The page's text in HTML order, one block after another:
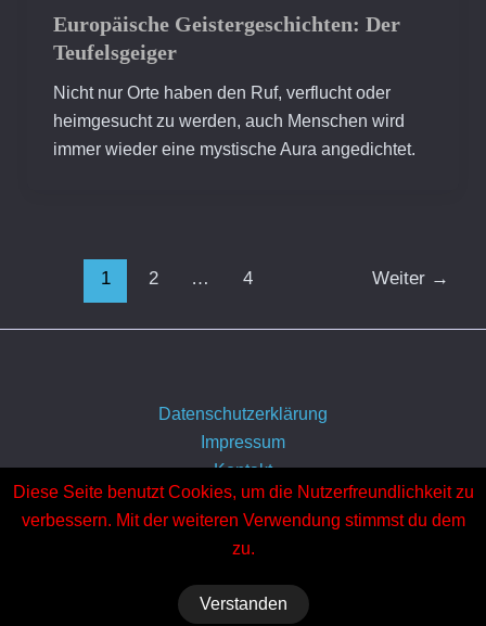
Europäische Geistergeschichten: Der
Teufelsgeiger
Nicht nur Orte haben den Ruf, verflucht oder
heimgesucht zu werden, auch Menschen wird
immer wieder eine mystische Aura angedichtet.
1 2 … 4 Weiter →
Datenschutzerklärung
Impressum
Kontakt
Über uns
Copyright © 2026 Horror-Geschichten.de | Präsentiert von
Diese Seite benutzt Cookies, um die Nutzerfreundlichkeit zu
verbessern. Mit der weiteren Verwendung stimmst du dem
zu.
Verstanden